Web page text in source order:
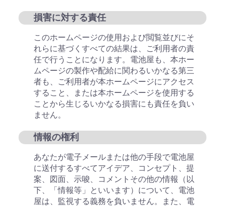
損害に対する責任
このホームページの使用および閲覧並びにそ
れらに基づくすべての結果は、ご利用者の責
任で行うことになります。電池屋も、本ホー
ムページの製作や配給に関わるいかなる第三
者も、ご利用者が本ホームページにアクセス
すること、または本ホームページを使用する
ことから生じるいかなる損害にも責任を負い
ません。
情報の権利
あなたが電子メールまたは他の手段で電池屋
に送付するすべてアイデア、コンセプト、提
案、図面、示唆、コメントその他の情報（以
下、「情報等」といいます）について、電池
屋は、監視する義務を負いません。また、電